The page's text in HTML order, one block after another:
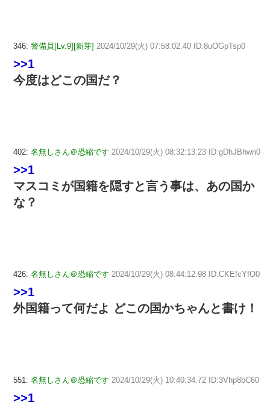
346: 警備員[Lv.9][新芽] 2024/10/29(火) 07:58:02.40 ID:8uOGpTsp0
>>1
今度はどこの国だ？
402: 名無しさん＠恐縮です 2024/10/29(火) 08:32:13.23 ID:gDhJBhwn0
>>1
マスコミが国籍を隠すと言う事は、あの国か
な？
426: 名無しさん＠恐縮です 2024/10/29(火) 08:44:12.98 ID:CKEfcYfO0
>>1
外国籍って何だよ どこの国かちゃんと書け！
551: 名無しさん＠恐縮です 2024/10/29(火) 10:40:34.72 ID:3Vhp8bC60
>>1